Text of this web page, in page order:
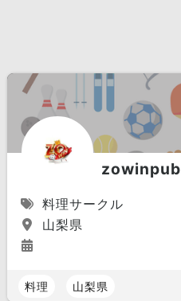
zowinpub
料理サークル
山梨県
料理 山梨県